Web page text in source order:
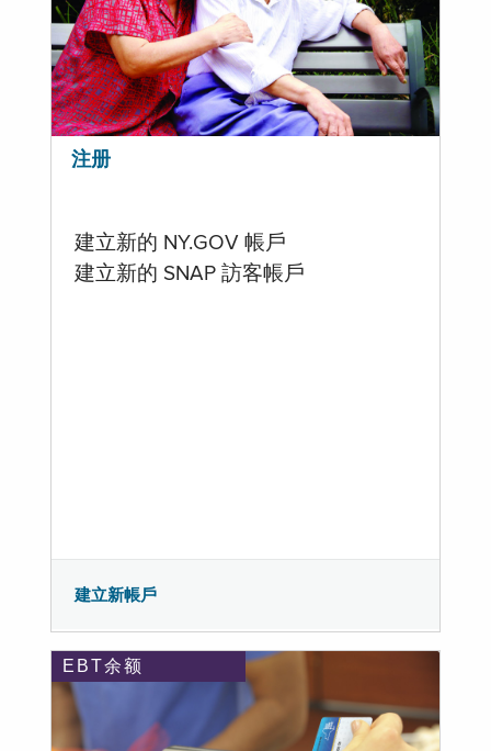
注册
建立新的 NY.GOV 帳戶
建立新的 SNAP 訪客帳戶
建立新帳戶
EBT余额